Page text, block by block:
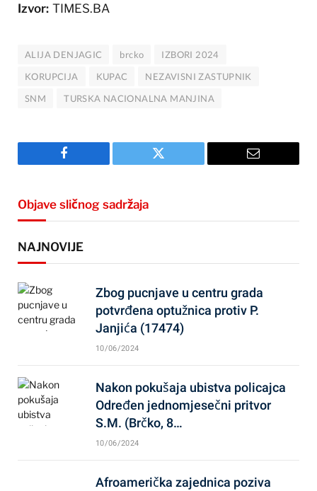
Izvor: TIMES.BA
ALIJA DENJAGIC brcko
IZBORI 2024
KORUPCIJA
KUPAC
NEZAVISNI ZASTUPNIK
SNM
TURSKA NACIONALNA MANJINA
Facebook Twitter Email
Objave sličnog sadržaja
NAJNOVIJE
Zbog pucnjave u centru grada
potvrđena optužnica protiv P.
Janjića (17474)
10/06/2024
Nakon pokušaja ubistva policajca
Određen jednomjesečni pritvor
S.M. (Brčko, 8…
10/06/2024
Afroamerička zajednica poziva